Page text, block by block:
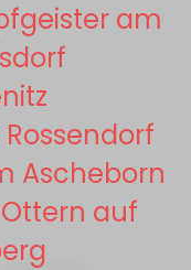
am
Ascheborn
auf